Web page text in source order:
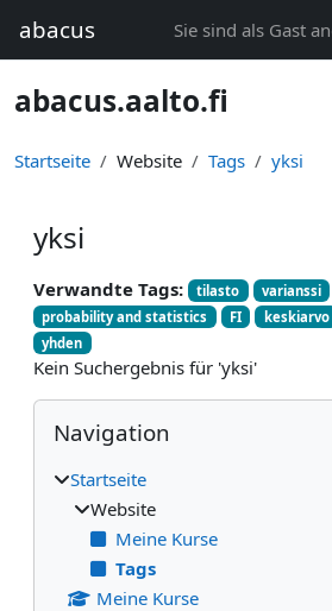
abacus Sie sind als Gast
abacus.aalto.fi
Startseite Website Tags yksi
yksi
Verwandte Tags: tilasto varianssi
probability and statistics
FI keskiarvo
yhden
Kein Suchergebnis für 'yksi'
Blöcke
Navigation überspringen
Navigation
Startseite
Website
Meine Kurse
Tags
Meine Kurse